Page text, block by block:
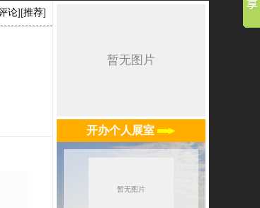
论][推荐]
开办个人展室